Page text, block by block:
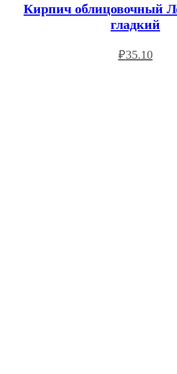
Кирпич облицовочный
гладкий
₽35.10